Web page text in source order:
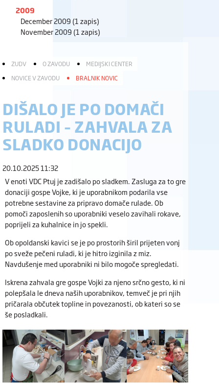
2009
December 2009 (1 zapis)
November 2009 (1 zapis)
ZUDV O ZAVODU
MEDIJSKI CENTER
NOVICE V ZAVODU
BRALNIK NOVIC
DIŠALO JE PO DOMAČI
RULADI – ZAHVALA ZA
SLADKO DONACIJO
20.10.2025 11:32
V enoti VDC Ptuj je zadišalo po sladkem. Zasluga za to gre
donaciji gospe Vojke, ki je uporabnikom podarila vse
potrebne sestavine za pripravo domače rulade. Ob
pomoči zaposlenih so uporabniki veselo zavihali rokave,
poprijeli za kuhalnice in jo spekli.
Ob opoldanski kavici se je po prostorih širil prijeten vonj
po sveže pečeni ruladi, ki je hitro izginila z miz.
Navdušenje med uporabniki ni bilo mogoče spregledati.
Iskrena zahvala gre gospe Vojki za njeno srčno gesto, ki ni
polepšala le dneva naših uporabnikov, temveč je pri njih
pričarala občutek topline in povezanosti, ob kateri so se
še posladkali.